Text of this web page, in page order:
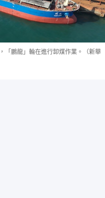
「鵬龍」輪在進行卸煤作業。（新華